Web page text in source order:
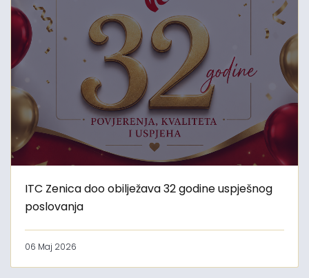
ITC Zenica doo obilježava 32 godine uspješnog
poslovanja
06 Maj 2026